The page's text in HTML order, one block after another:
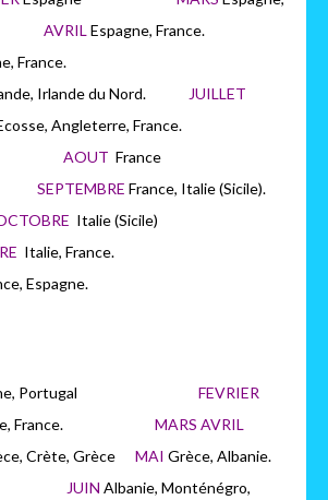
AVRIL Espagne, France.
France.
Irlande du Nord.
JUILLET
Ecosse, Angleterre, France.
AOUT France
SEPTEMBRE France, Italie (Sicile).
Italie (Sicile)
Italie, France.
Espagne.
Portugal FEVRIER
France. MARS AVRIL
Crète, Grèce MAI Grèce, Albanie.
JUIN Albanie, Monténégro,